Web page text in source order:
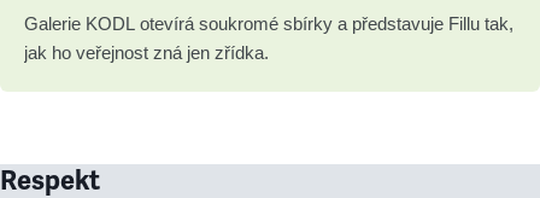
Galerie KODL otevírá soukromé sbírky a představuje Fillu tak,
jak ho veřejnost zná jen zřídka.
Respekt